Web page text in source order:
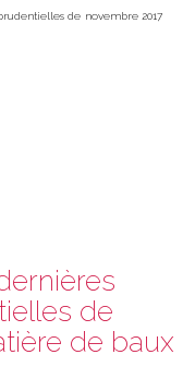
de novembre 2017
de
de baux